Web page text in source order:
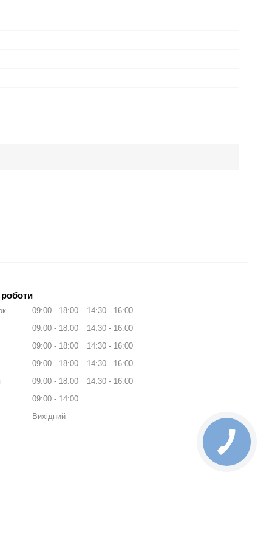
09:00 18:00 14:30
16:00
09:00
18:00 14:30
16:00
09:00
18:00 14:30
16:00
09:00
18:00 14:30
16:00
09:00 18:00 14:30
16:00
09:00
14:00
Вихідний